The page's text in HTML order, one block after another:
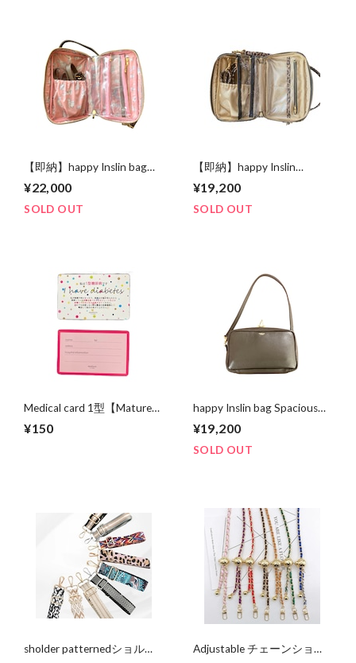
【即納】happy Inslin bag
Spacious LIBERTY “Greige
leather”
¥22,000
SOLD OUT
【即納】happy Inslin
Spacious bag “leopard
leather”
¥19,200
SOLD OUT
Medical card 1型【Mature
original】happy polka dots
¥150
happy Inslin bag Spacious
LIBERTY “Greige leather”
¥19,200
SOLD OUT
sholder patternedショルダ
Adjustable チェーンショル